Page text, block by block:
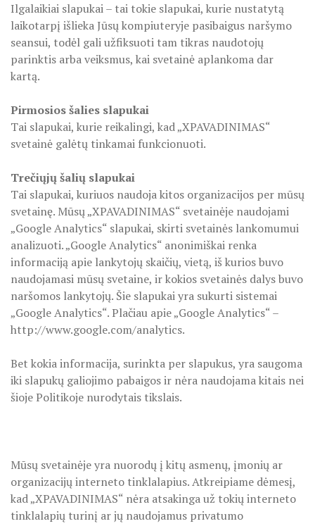
Ilgalaikiai slapukai – tai tokie slapukai, kurie nustatytą
laikotarpį išlieka Jūsų kompiuteryje pasibaigus naršymo
seansui, todėl gali užfiksuoti tam tikras naudotojų
parinktis arba veiksmus, kai svetainė aplankoma dar
kartą.
Pirmosios šalies slapukai
Tai slapukai, kurie reikalingi, kad „XPAVADINIMAS“
svetainė galėtų tinkamai funkcionuoti.
Trečiųjų šalių slapukai
Tai slapukai, kuriuos naudoja kitos organizacijos per mūsų
svetainę. Mūsų „XPAVADINIMAS“ svetainėje naudojami
„Google Analytics“ slapukai, skirti svetainės lankomumui
analizuoti. „Google Analytics“ anonimiškai renka
informaciją apie lankytojų skaičių, vietą, iš kurios buvo
naudojamasi mūsų svetaine, ir kokios svetainės dalys buvo
naršomos lankytojų. Šie slapukai yra sukurti sistemai
„Google Analytics“. Plačiau apie „Google Analytics“ –
http://www.google.com/analytics.
Bet kokia informacija, surinkta per slapukus, yra saugoma
iki slapukų galiojimo pabaigos ir nėra naudojama kitais nei
šioje Politikoje nurodytais tikslais.
Mūsų svetainėje yra nuorodų į kitų asmenų, įmonių ar
organizacijų interneto tinklalapius. Atkreipiame dėmesį,
kad „XPAVADINIMAS“ nėra atsakinga už tokių interneto
tinklalapių turinį ar jų naudojamus privatumo